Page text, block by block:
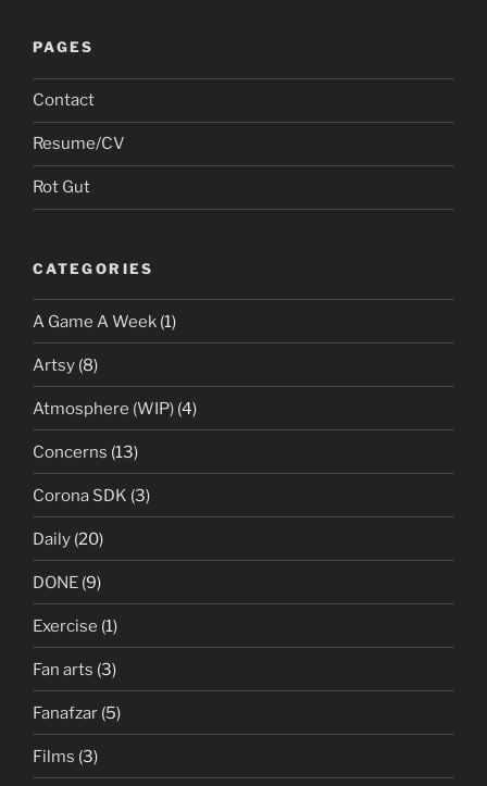
PAGES
Contact
Resume/CV
Rot Gut
CATEGORIES
A Game A Week (1)
Artsy (8)
Atmosphere (WIP) (4)
Concerns (13)
Corona SDK (3)
Daily (20)
DONE (9)
Exercise (1)
Fan arts (3)
Fanafzar (5)
Films (3)